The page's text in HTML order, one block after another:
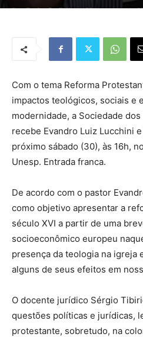
Por Redação Tribo - 28 de março de
Com o tema Reforma
impactos teológicos, sociais e
modernidade, a Sociedade
recebe Evandro Luiz Lucchini
próximo sábado (30), às 16h,
Unesp. Entrada franca.
De acordo com o pastor
como objetivo apresentar a
século XVI a partir de uma
socioeconômico europeu
presença da teologia na igreja
alguns de seus efeitos em
O docente jurídico Sérgio
questões políticas e jurídicas,
protestante, sobretudo, na